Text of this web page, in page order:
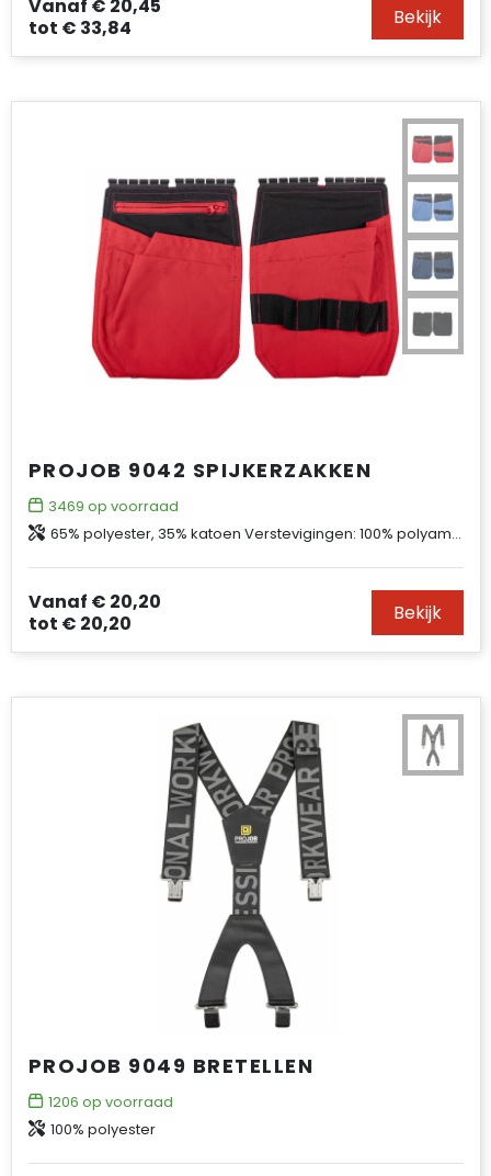
Vanaf € 20,45
tot € 33,84 Bekijk
PROJOB 9042 SPIJKERZAKKEN
3469 op voorraad
65% polyester, 35% katoen Verstevigingen: 100% polyamide Cordura®
Vanaf € 20,20
tot € 20,20 Bekijk
PROJOB 9049 BRETELLEN
1206 op voorraad
100% polyester